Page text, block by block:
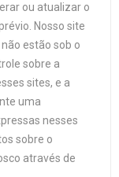
ou atualizar o
Nosso site
estão sob o
sobre a
sites, e a
uma
nesses
sobre o
através de